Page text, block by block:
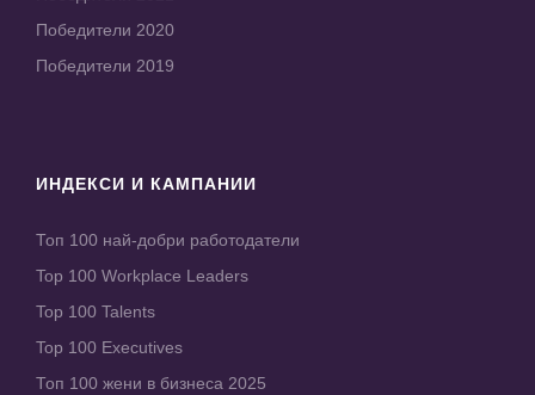
Победители 2020
Победители 2019
ИНДЕКСИ И КАМПАНИИ
Топ 100 най-добри работодатели
Top 100 Workplace Leaders
Top 100 Talents
Top 100 Executives
Топ 100 жени в бизнеса 2025